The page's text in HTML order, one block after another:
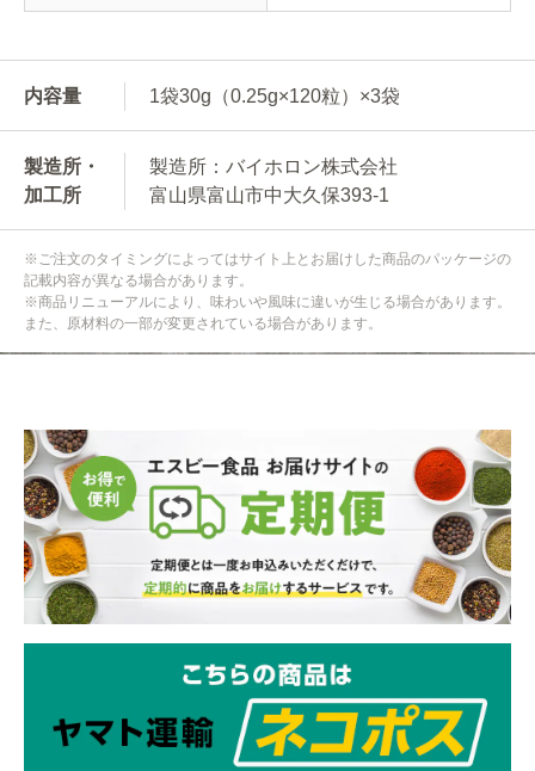
内容量 1袋30g（0.25g×120粒）×3袋
製造所・
加工所
製造所：バイホロン株式会社
富山県富山市中大久保393-1
※ご注文のタイミングによってはサイト上とお届けした商品のパッケージの
記載内容が異なる場合があります。
※商品リニューアルにより、味わいや風味に違いが生じる場合があります。
また、原材料の一部が変更されている場合があります。